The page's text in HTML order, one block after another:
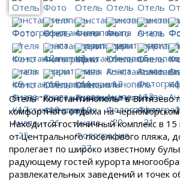
Отель "Константинополь" в Витязево
комфортного отдыха на
Находится гостиничный комплекс в
от центрального поселкового пляжа,
пролегает по широко известному
радующему гостей курорта
развлекательных заведений и точек